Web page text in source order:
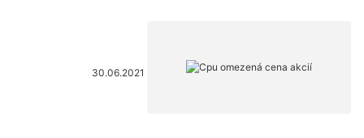
30.06.2021